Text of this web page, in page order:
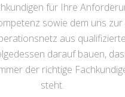
für Ihre
sowie dem uns zur
aus
darauf bauen,
der richtige
steht.